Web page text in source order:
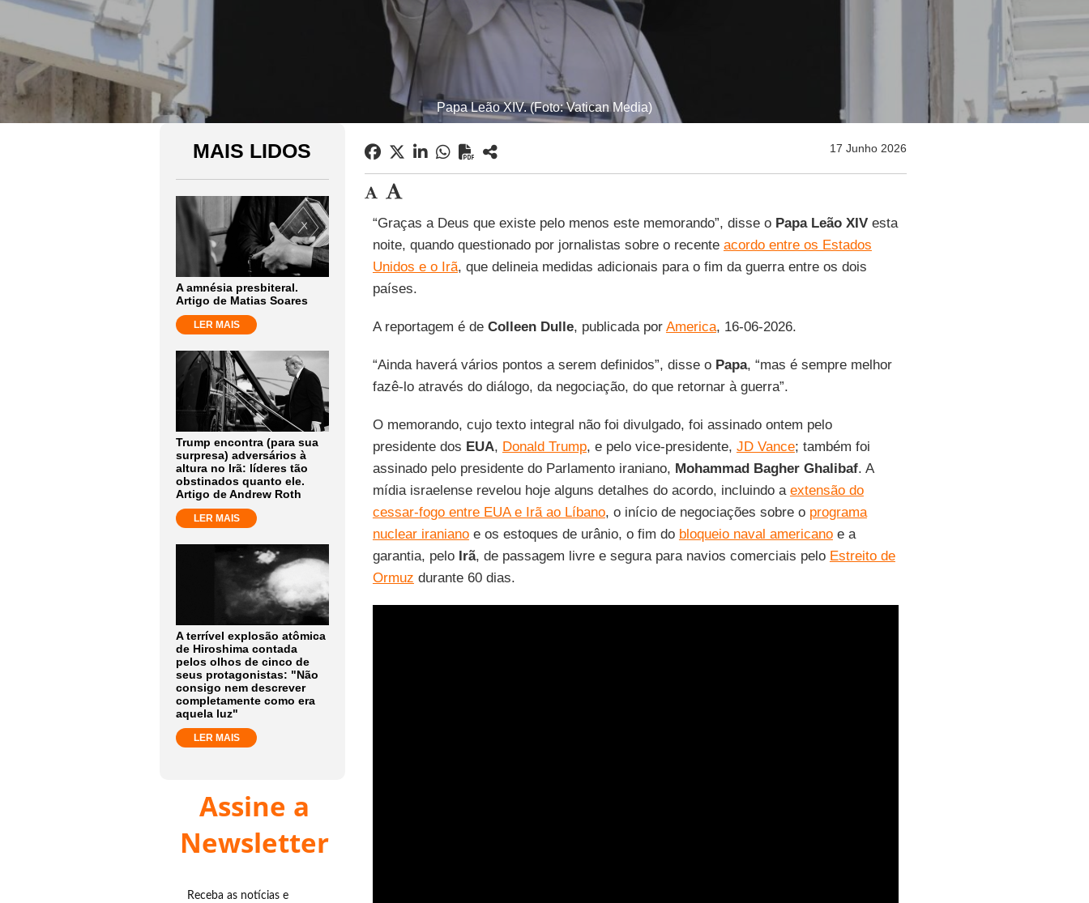
Papa Leão XIV. (Foto: Vatican Media)
MAIS LIDOS
A amnésia presbiteral.
Artigo de Matias Soares
LER MAIS
Trump encontra (para sua
surpresa) adversários à
altura no Irã: líderes tão
obstinados quanto ele.
Artigo de Andrew Roth
LER MAIS
A terrível explosão atômica
de Hiroshima contada
pelos olhos de cinco de
seus protagonistas: "Não
consigo nem descrever
completamente como era
aquela luz"
LER MAIS
Assine a
Newsletter
Receba as notícias e
17 Junho 2026
“Graças a Deus que existe pelo menos este memorando”, disse oPapa Leão XIVesta
noite, quando questionado por jornalistas sobre o recente acordo entre os Estados
Unidos e o Irã, que delineia medidas adicionais para o fim da guerra entre os dois
países.
A reportagem é de Colleen Dulle, publicada por America, 16-06-2026.
“Ainda haverá vários pontos a serem definidos”, disse o Papa, “mas é sempre melhor
fazê-lo através do diálogo, da negociação, do que retornar à guerra”.
O memorando, cujo texto integral não foi divulgado, foi assinado ontem pelo
presidente dos EUA, Donald Trump, e pelo vice-presidente, JD Vance; também foi
assinado pelo presidente do Parlamento iraniano, Mohammad Bagher Ghalibaf. A
mídia israelense revelou hoje alguns detalhes do acordo, incluindo a extensão do
cessar-fogo entre EUA e Irã ao Líbano, o início de negociações sobre o programa
nuclear iranianoe os estoques de urânio, o fim do bloqueio naval americanoe a
garantia, pelo Irã, de passagem livre e segura para navios comerciais pelo Estreito de
Ormuz durante 60 dias.